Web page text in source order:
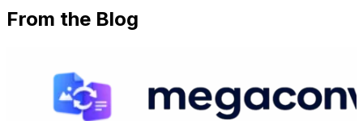
From the Blog